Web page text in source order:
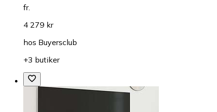
fr.
4 279 kr
hos Buyersclub
+3 butiker